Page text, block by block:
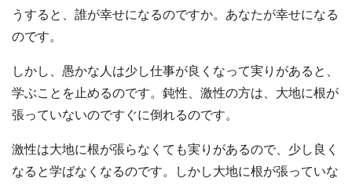
うすると、誰が幸せになるのですか。あなたが幸せになる
のです。
しかし、愚かな人は少し仕事が良くなって実りがあると、
学ぶことを止めるのです。鈍性、激性の方は、大地に根が
張っていないのですぐに倒れるのです。
激性は大地に根が張らなくても実りがあるので、少し良く
なると学ばなくなるのです。しかし大地に根が張っていな